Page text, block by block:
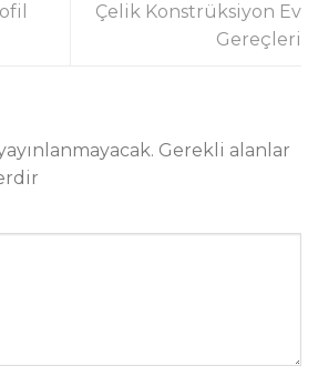
Çelik Konstrüksiyon Ev
Gereçleri
Gerekli alanlar